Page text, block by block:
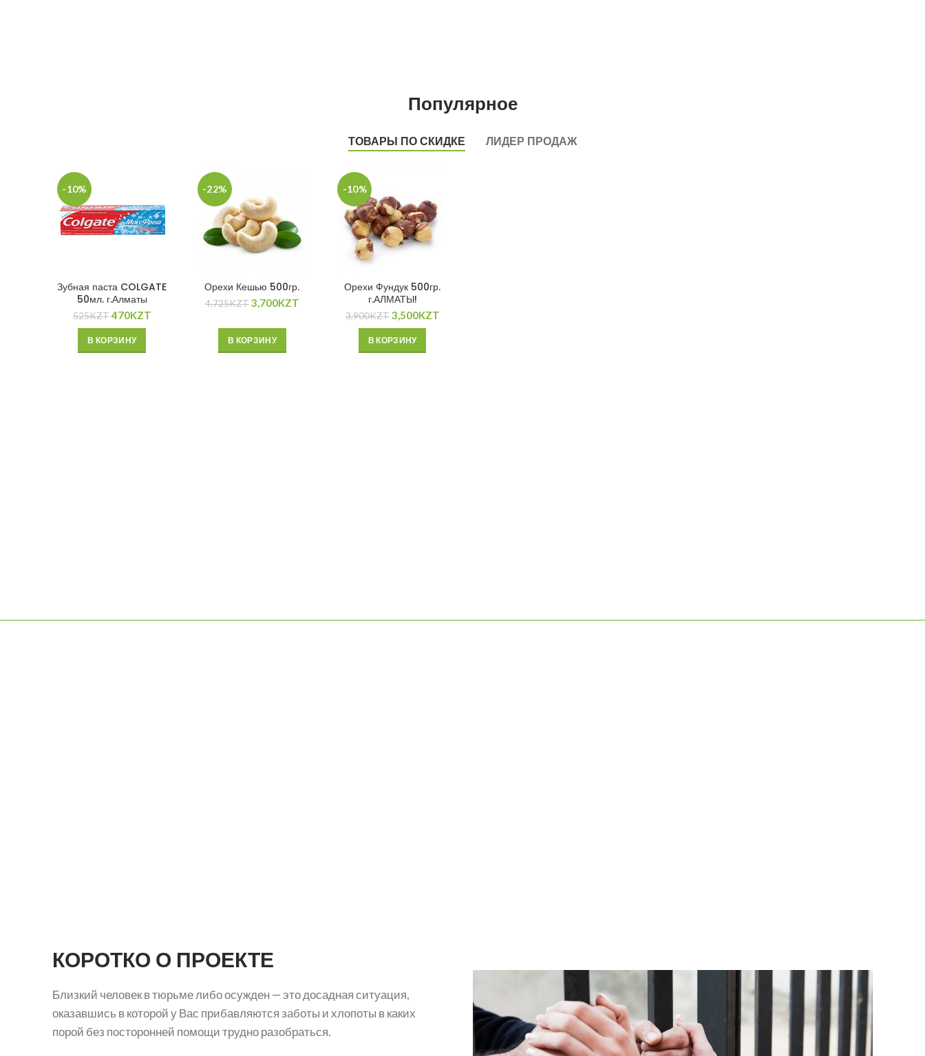
Популярное
ТОВАРЫ ПО СКИДКЕ ЛИДЕР ПРОДАЖ
-10%
Зубная паста COLGATE
50мл. г.Алматы
525KZT470KZT
В КОРЗИНУ
-22%
Орехи Кешью 500гр.
4,725KZT3,700KZT
В КОРЗИНУ
-10%
Орехи Фундук 500гр.
г.АЛМАТЫ!
3,900KZT 3,500KZT
В КОРЗИНУ
КОРОТКО О ПРОЕКТЕ
Близкий человек в тюрьме либо осужден — это досадная ситуация,
оказавшись в которой у Вас прибавляются заботы и хлопоты в каких
порой без посторонней помощи трудно разобраться.